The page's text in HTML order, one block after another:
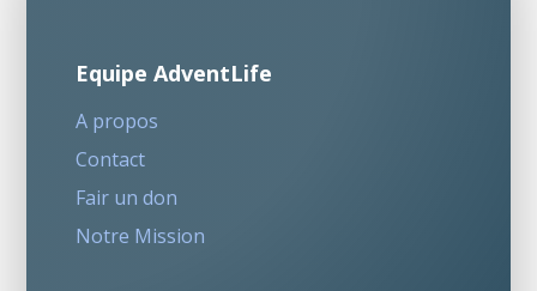
Equipe AdventLife
A propos
Contact
Fair un don
Notre Mission